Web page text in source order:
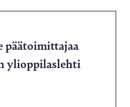
päätoimittajaa
ylioppilaslehti